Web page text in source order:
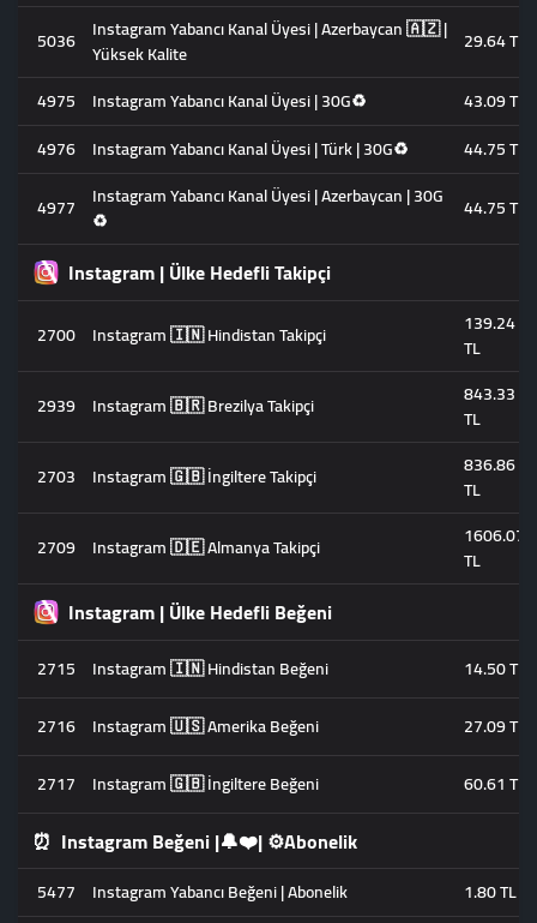
5036 Instagram Yabancı Kanal Üyesi | Azerbaycan 🇦🇿 |
Yüksek Kalite
29.64 TL
4975
Instagram Yabancı Kanal Üyesi | 30G♻️
43.09 TL
4976 Instagram Yabancı Kanal Üyesi | Türk | 30G♻️
44.75 TL
4977
Instagram Yabancı Kanal Üyesi | Azerbaycan | 30G
♻️
44.75 TL
Instagram | Ülke Hedefli Takipçi
2700 Instagram 🇮🇳 Hindistan Takipçi
139.24
TL
2939 Instagram 🇧🇷 Brezilya Takipçi
843.33
TL
2703
Instagram 🇬🇧 İngiltere Takipçi
836.86
TL
2709 Instagram 🇩🇪 Almanya Takipçi
1606.07
TL
Instagram | Ülke Hedefli Beğeni
2715 Instagram 🇮🇳 Hindistan Beğeni
14.50 TL
2716 Instagram 🇺🇸 Amerika Beğeni
27.09 TL
2717
Instagram 🇬🇧 İngiltere Beğeni 60.61 TL
⏰ Instagram Beğeni |🔔❤️| ⚙️Abonelik
5477 Instagram Yabancı Beğeni | Abonelik
1.80 TL